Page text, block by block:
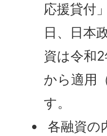
応援貸付
日、日本
資は令和
から適用
す。
各融資の